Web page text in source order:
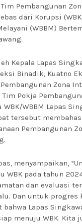
Pembangunan
dari Korupsi
(WBBM)
Kepala Lapas
Binadik, Kuatno
Zona
Pokja
WBBM Lapas
tersebut
Pembangunan
menyampaikan,
WBK pada tahun
dan evaluasi
Dan untuk
Lapas
menuju WBK. Kita